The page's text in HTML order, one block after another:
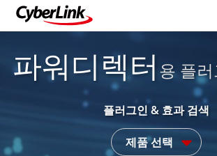
파워디렉터 용 플
플러그인 & 효과 검색
제품 선택